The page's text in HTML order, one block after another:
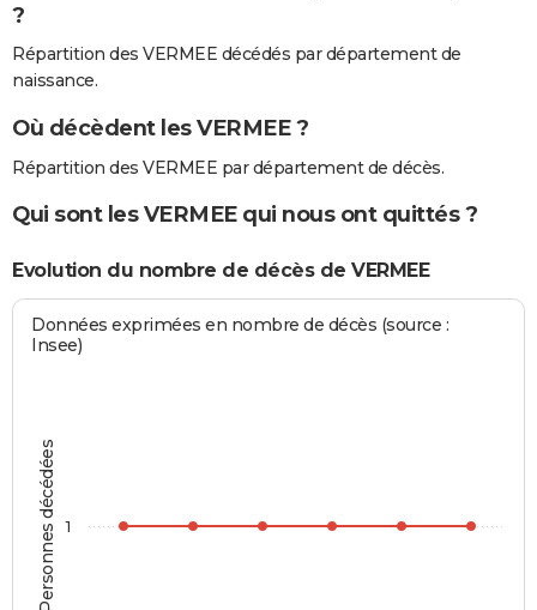
?
Répartition des VERMEE décédés par département de
naissance.
Où décèdent les VERMEE ?
Répartition des VERMEE par département de décès.
Qui sont les VERMEE qui nous ont quittés ?
Evolution du nombre de décès de VERMEE
Personnes décédées
Données exprimées en nombre de décès (source :
Insee)
1